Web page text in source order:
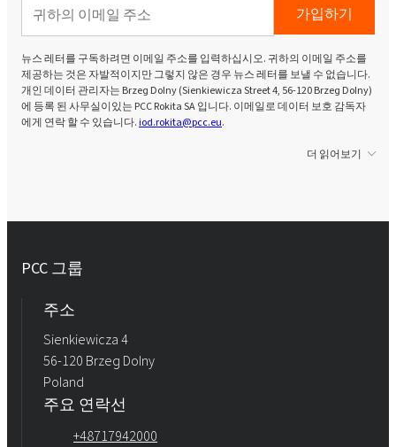
가입하기
뉴스 레터를 구독하려면 이메일 주소를 입력하십시오. 귀하의 이메일 주소를
제공하는 것은 자발적이지만 그렇지 않은 경우 뉴스 레터를 보낼 수 없습니다.
개인 데이터 관리자는 Brzeg Dolny (Sienkiewicza Street 4, 56-120 Brzeg Dolny)
에 등록 된 사무실이있는 PCC Rokita SA 입니다. 이메일로 데이터 보호 감독자
에게 연락 할 수 있습니다.iod.rokita@pcc.eu.
더 읽어보기
PCC 그룹
주소
Sienkiewicza 4
56-120 Brzeg Dolny
Poland
주요 연락선
+48717942000